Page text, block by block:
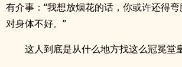
有介事：“我想放烟花的话，你或许还得
对身体不好。”
这人到底是从什么地方找这么冠冕堂